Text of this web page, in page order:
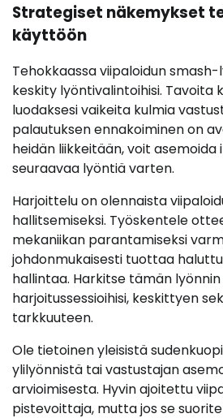
Strategiset näkemykset
käyttöön
Tehokkaassa viipaloidun
keskity lyöntivalintoihisi. Tavoita
luodaksesi vaikeita kulmia
palautuksen ennakoiminen on
heidän liikkeitään, voit
seuraavaa lyöntiä varten.
Harjoittelu on olennaista
hallitsemiseksi. Työskentele
mekaniikan parantamiseksi
johdonmukaisesti tuottaa
hallintaa. Harkitse tämän
harjoitussessioihisi, keskittyen
tarkkuuteen.
Ole tietoinen yleisistä
ylilyönnistä tai vastustajan
arvioimisesta. Hyvin ajoitettu
pistevoittaja, mutta jos se